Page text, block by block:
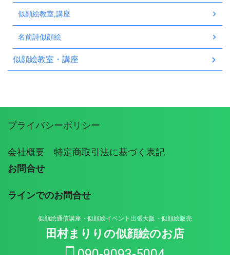
似顔絵教室,講座
名前詩似顔絵
似顔絵教室・講座
プライバシーポリシー
会社概要 特定商取引法に基づく表記
お問合せ
ラインでのお問合せ
似顔絵通信講座・似顔絵イベント出張大阪・似顔絵販売
田村まりりの似顔絵のお店